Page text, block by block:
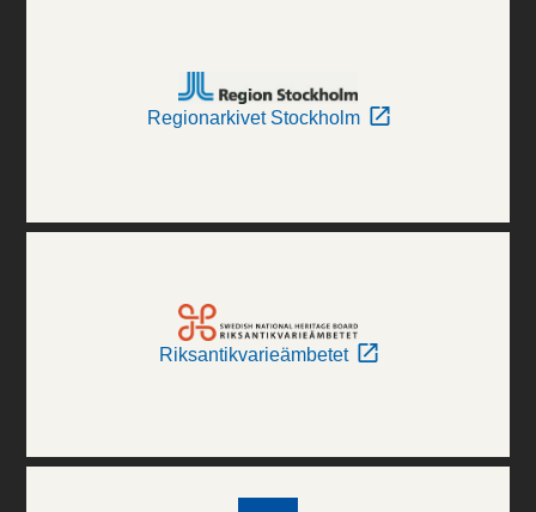
Regionarkivet Stockholm
Riksantikvarieämbetet